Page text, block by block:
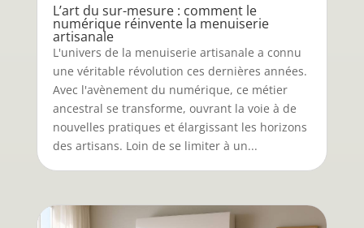
L’art du sur-mesure : comment le
numérique réinvente la menuiserie
artisanale
L'univers de la menuiserie artisanale a connu
une véritable révolution ces dernières années.
Avec l'avènement du numérique, ce métier
ancestral se transforme, ouvrant la voie à de
nouvelles pratiques et élargissant les horizons
des artisans. Loin de se limiter à un...